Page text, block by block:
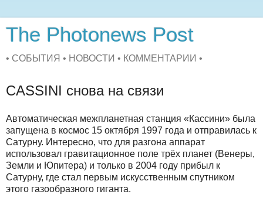
The Photonews Post
• СОБЫТИЯ • НОВОСТИ • КОММЕНТАРИИ •
CASSINI снова на связи
Автоматическая межпланетная станция «Кассини» была
запущена в космос 15 октября 1997 года и отправилась к
Сатурну. Интересно, что для разгона аппарат
использовал гравитационное поле трёх планет (Венеры,
Земли и Юпитера) и только в 2004 году прибыл к
Сатурну, где стал первым искусственным спутником
этого газообразного гиганта.